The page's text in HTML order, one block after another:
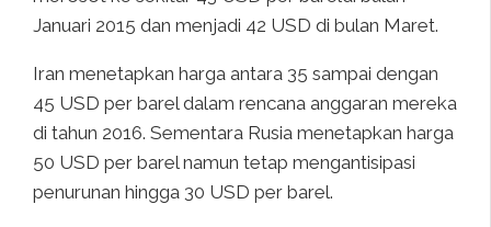
Januari 2015 dan menjadi 42 USD di bulan Maret.
Iran menetapkan harga antara 35 sampai dengan
45 USD per barel dalam rencana anggaran mereka
di tahun 2016. Sementara Rusia menetapkan harga
50 USD per barel namun tetap mengantisipasi
penurunan hingga 30 USD per barel.